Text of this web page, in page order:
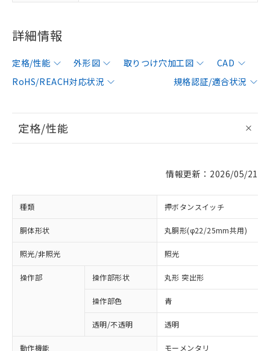
詳細情報
定格/性能 外形図 取りつけ穴加工図
CAD
RoHS/REACH対応状況
規格認証/適合状況
定格/性能
情報更新：2026/05/21
種類 押ボタンスイッチ
胴体形状 丸胴形(φ22/25mm共用)
照光/非照光 照光
操作部 操作部形状 丸形 突出形
操作部色 青
透明/不透明 透明
動作機能 モーメンタリ